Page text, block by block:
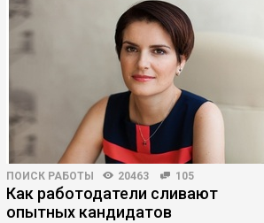
ПОИСК РАБОТЫ 20463 105
Как работодатели сливают
опытных кандидатов